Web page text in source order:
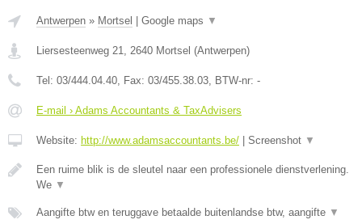
Antwerpen » Mortsel Google maps ▼
Liersesteenweg 21 2640 Mortsel (Antwerpen)
Tel: 03/444.04.40 , Fax: 03/455.38.03 , BTW-nr: -
E-mail › Adams Accountants & TaxAdvisers
Website: http://www.adamsaccountants.be/ Screenshot ▼
Een ruime blik is de sleutel naar een professionele dienstverlening.
We ▼
Aangifte btw en teruggave betaalde buitenlandse btw, aangifte ▼